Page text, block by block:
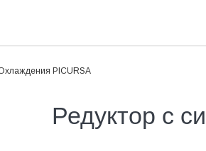
PICURSA
Редуктор с